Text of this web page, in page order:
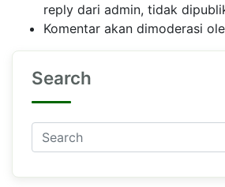
reply dari admin, tidak
Komentar akan dimoderasi
Search